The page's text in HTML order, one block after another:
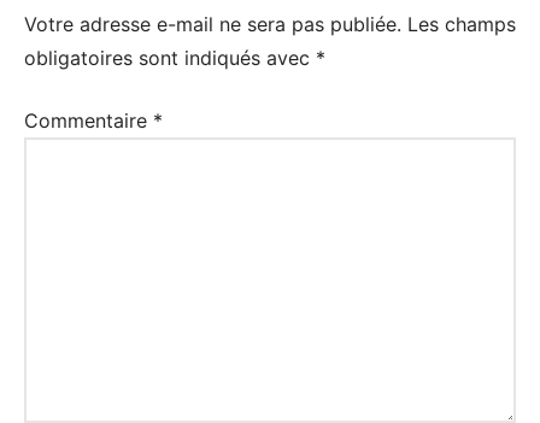
Votre adresse e-mail ne sera pas publiée. Les champs
obligatoires sont indiqués avec *
Commentaire *